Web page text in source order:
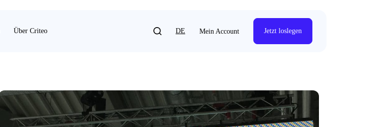
Über Criteo DE Mein Account Jetzt loslegen